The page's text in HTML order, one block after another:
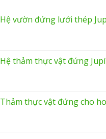
Hệ vườn đứng lưới thép
Hệ thảm thực vật đứng
Thảm thực vật đứng cho